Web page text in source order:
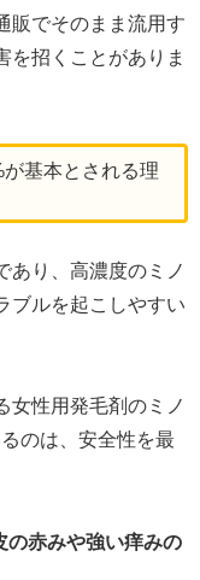
販でそのまま流用す
を招くことがありま
基本とされる理
あり、高濃度のミノ
ブルを起こしやすい
女性用発毛剤のミノ
のは、安全性を最
の赤みや強い痒みの